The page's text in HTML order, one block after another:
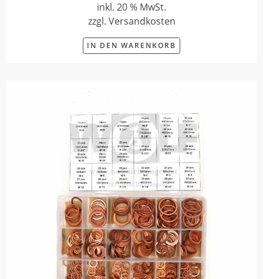
inkl. 20 % MwSt.
zzgl. Versandkosten
IN DEN WARENKORB